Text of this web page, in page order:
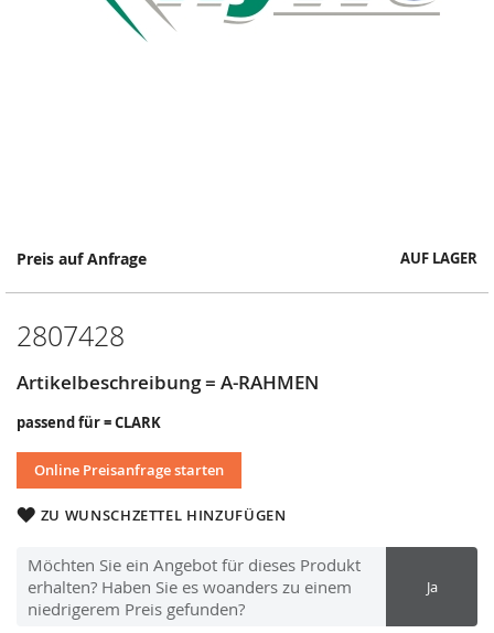
Preis auf Anfrage AUF LAGER
2807428
Artikelbeschreibung = A-RAHMEN
passend für = CLARK
Online Preisanfrage starten
ZU WUNSCHZETTEL HINZUFÜGEN
Möchten Sie ein Angebot für dieses Produkt
erhalten? Haben Sie es woanders zu einem
niedrigerem Preis gefunden?
Ja
Springe
Anfang
Bildergalerie